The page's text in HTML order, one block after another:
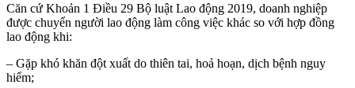
Căn cứ Khoản 1 Điều 29 Bộ luật Lao động 2019, doanh nghiệp
được chuyển người lao động làm công việc khác so với hợp đồng
lao động khi:
– Gặp khó khăn đột xuất do thiên tai, hoả hoạn, dịch bệnh nguy
hiểm;